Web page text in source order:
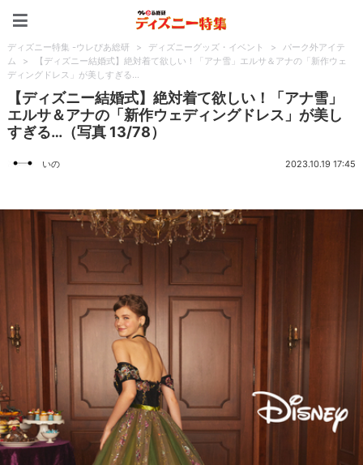
ディズニー特集 -ウレぴあ総研 > ディズニーグッズ・イベント >
パーク外アイテ
ム
>
【ディズニー結婚式】絶対着て欲しい！「アナ雪」エルサ＆アナの「新作ウェ
ディングドレス」が美しすぎる…
【ディズニー結婚式】絶対着て欲しい！「アナ雪」
エルサ＆アナの「新作ウェディングドレス」が美し
すぎる…（写真 13/78）
いの 2023.10.19 17:45